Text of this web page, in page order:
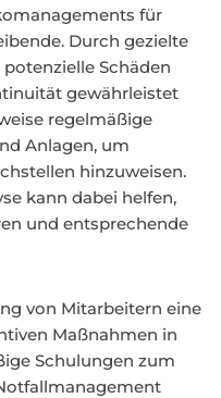
für
Durch gezielte
Schäden
gewährleistet
regelmäßige
Anlagen, um
hinzuweisen.
kann dabei helfen,
und entsprechende
von Mitarbeitern eine
Maßnahmen in
Schulungen zum